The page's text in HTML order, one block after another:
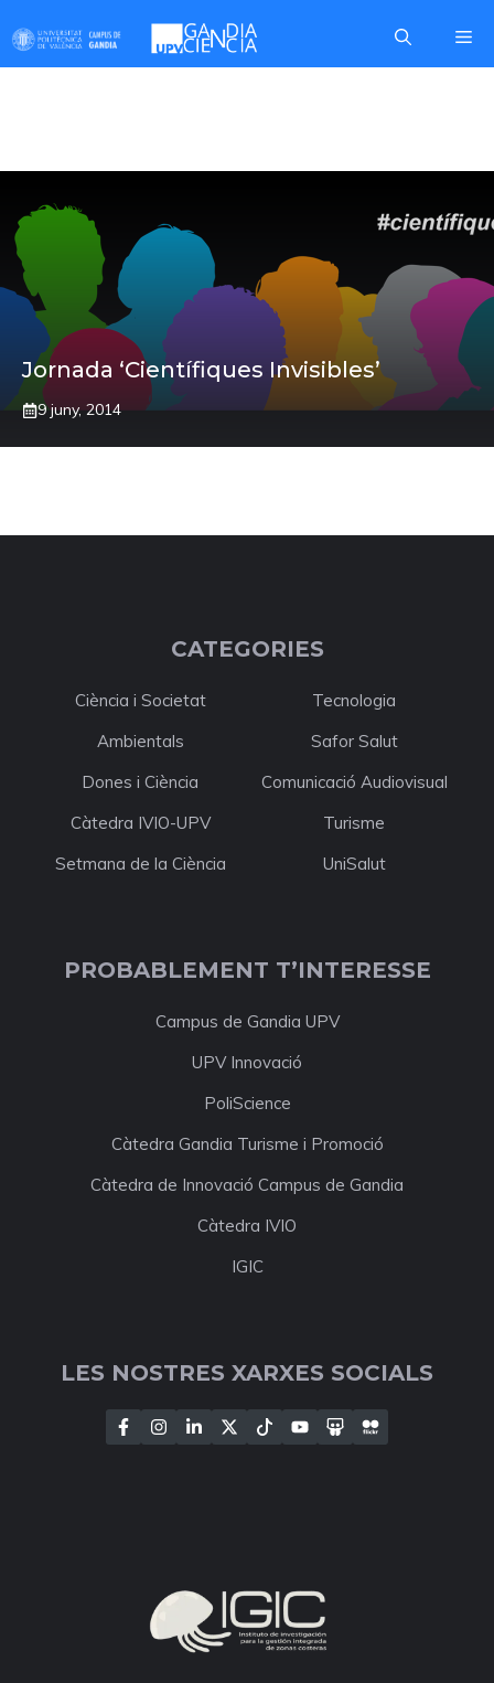
to
content
Jornada ‘Científiques Invisibles’
9 juny, 2014
CATEGORIES
Ciència i Societat
Tecnologia
Ambientals
Safor Salut
Dones i Ciència
Comunicació Audiovisual
Càtedra IVIO-UPV
Turisme
Setmana de la Ciència
UniSalut
PROBABLEMENT T’INTERESSE
Campus de Gandia UPV
UPV Innovació
PoliScience
Càtedra Gandia Turisme i Promoció
Càtedra de Innovació Campus de Gandia
Càtedra IVIO
IGIC
LES NOSTRES XARXES SOCIALS